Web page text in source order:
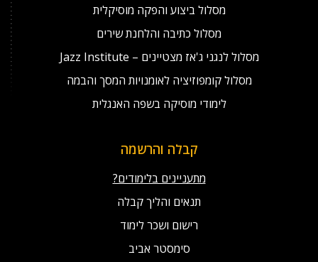
מסלול ביצוע והפקה מוסיקלית
מסלול כתיבה והלחנת שירים
מסלול לנגני ג'אז מצטיינים – Jazz Institute
מסלול קומפוזיציה לאומנויות המסך והבמה
לימודי מוסיקה בשפה האנגלית
קבלה והרשמה
מתעניינים בלימודים?
תנאים והליך קבלה
רישום ושכר לימוד
סימסטר אביב